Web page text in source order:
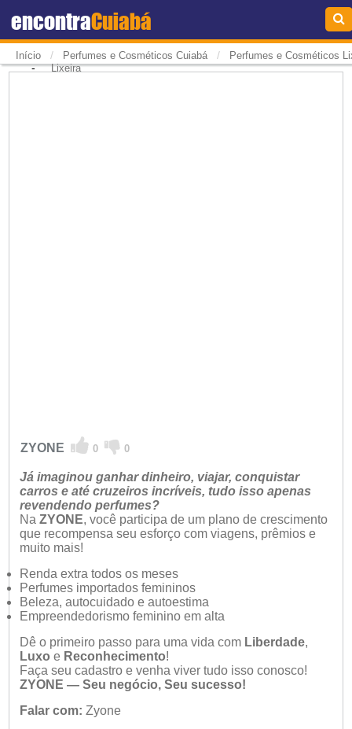
encontraCuiabá
Início / Perfumes e Cosméticos Cuiabá / Perfumes e Cosméticos
-Lixeira
ZYONE 0 0
Já imaginou ganhar dinheiro, viajar, conquistar
carros e até cruzeiros incríveis, tudo isso apenas
revendendo perfumes?
Na ZYONE, você participa de um plano de crescimento
que recompensa seu esforço com viagens, prêmios e
muito mais!
Renda extra todos os meses
Perfumes importados femininos
Beleza, autocuidado e autoestima
Empreendedorismo feminino em alta
Dê o primeiro passo para uma vida com Liberdade,
Luxo e Reconhecimento!
Faça seu cadastro e venha viver tudo isso conosco!
ZYONE — Seu negócio, Seu sucesso!
Falar com: Zyone